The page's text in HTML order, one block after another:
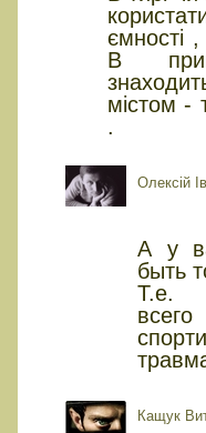
ємності
В
містом -
.
Олексій
А у
быть
Т.е.
Кащук